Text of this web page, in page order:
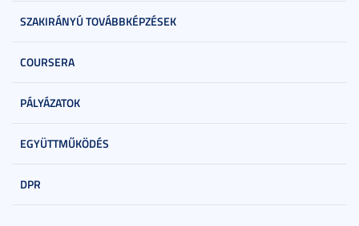
SZAKIRÁNYÚ TOVÁBBKÉPZÉSEK
COURSERA
PÁLYÁZATOK
EGYÜTTMŰKÖDÉS
DPR